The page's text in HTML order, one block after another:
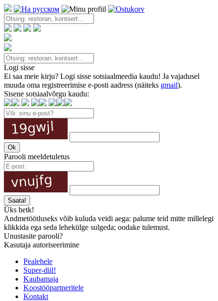
Logi sisse
Ei saa meie kirju? Logi sisse sotsiaalmeedia kaudu! Ja vajadusel
muuda oma registreerimise e-posti aadress (näiteks gmail).
Sisene sotsiaalvõrgu kaudu:
Parooli meeldetuletus
Üks hetk!
Andmetöötluseks võib kuluda veidi aega: palume teid mitte millelegi
klikkida ega seda lehekülge sulgeda; oodake tulemust.
Unustasite parooli?
Kasutaja autoriseerimine
Pealehele
Super-diil!
Kaubamaja
Koostööpartneritele
Kontakt